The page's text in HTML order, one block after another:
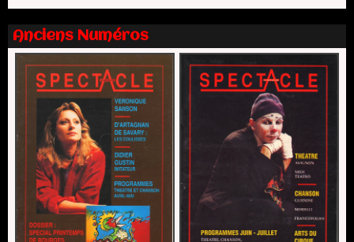
Nomination de Nathalie Garraud et Olivier Saccomano à la
direction du Théâtre de Gennevilliers - CDN
13/06/2026
Dispositif SACD Auteurs d'espaces : les lauréats 2026
18/03/2026
Anciens Numéros